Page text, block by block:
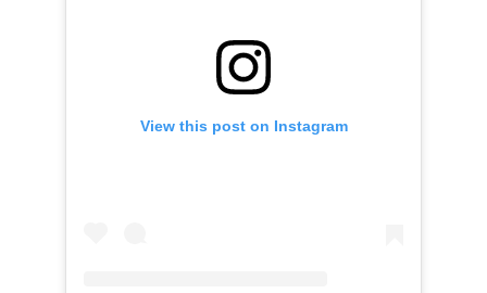
View this post on Instagram